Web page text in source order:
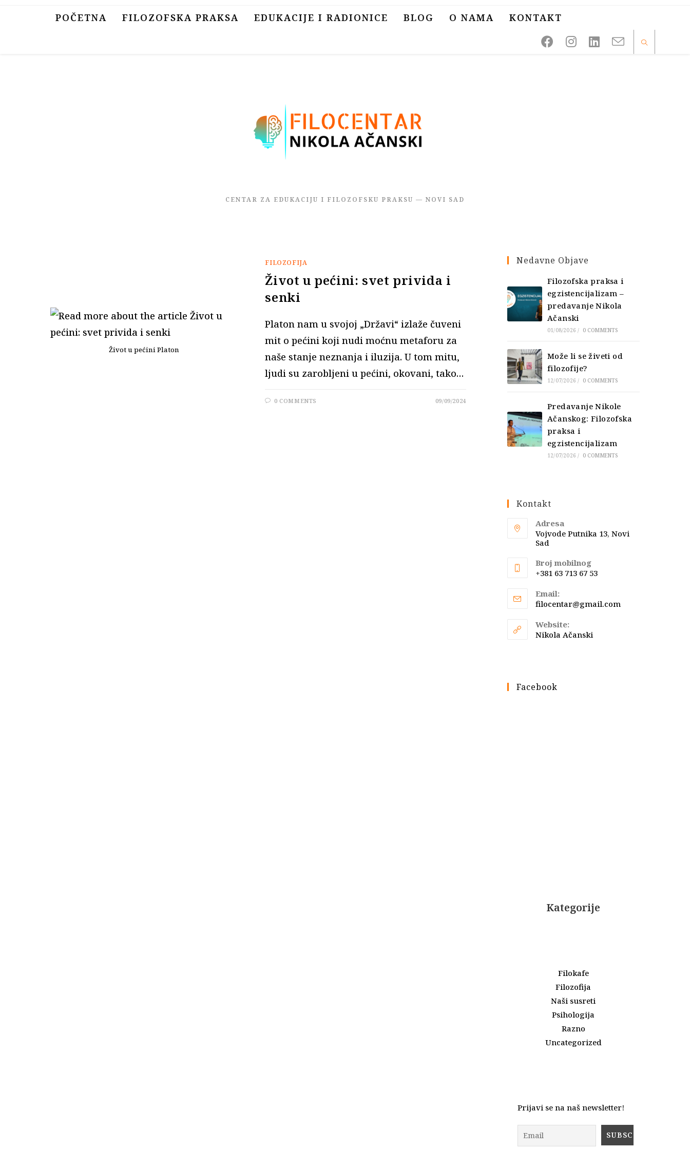
POČETNA FILOZOFSKA PRAKSA EDUKACIJE I RADIONICE BLOG O NAMA KONTAKT
CENTAR ZA EDUKACIJU I FILOZOFSKU PRAKSU — NOVI SAD
Život u pećini Platon
FILOZOFIJA
Život u pećini: svet privida i
senki
Platon nam u svojoj „Državi“ izlaže čuveni
mit o pećini koji nudi moćnu metaforu za
naše stanje neznanja i iluzija. U tom mitu,
ljudi su zarobljeni u pećini, okovani, tako…
0 COMMENTS 09/09/2024
Nedavne Objave
Filozofska praksa i
egzistencijalizam –
predavanje Nikola
Ačanski
01/08/2026 / 0 COMMENTS
Može li se živeti od
filozofije?
12/07/2026 / 0 COMMENTS
Predavanje Nikole
Ačanskog: Filozofska
praksa i
egzistencijalizam
12/07/2026 / 0 COMMENTS
Kontakt
Adresa
Vojvode Putnika 13, Novi
Sad
Broj mobilnog
+381 63 713 67 53
Email:
filocentar@gmail.comOpens
Website:
Nikola Ačanski
Facebook
Kategorije
Filokafe
Filozofija
Naši susreti
Psihologija
Razno
Uncategorized
Prijavi se na naš newsletter!